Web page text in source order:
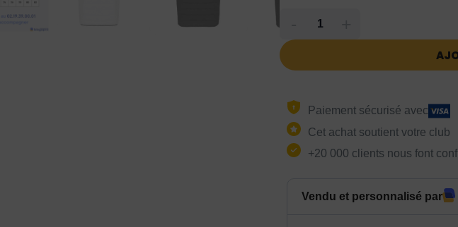
Paiement sécurisé avec
Cet achat soutient votre club
+20 000 clients nous font
Vendu et personnalisé par